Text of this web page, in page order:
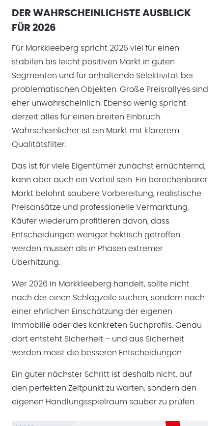
DER WAHRSCHEINLICHSTE AUSBLICK
FÜR 2026
Für Markkleeberg spricht 2026 viel für einen
stabilen bis leicht positiven Markt in guten
Segmenten und für anhaltende Selektivität bei
problematischen Objekten. Große Preisrallyes sind
eher unwahrscheinlich. Ebenso wenig spricht
derzeit alles für einen breiten Einbruch.
Wahrscheinlicher ist ein Markt mit klarerem
Qualitätsfilter.
Das ist für viele Eigentümer zunächst ernüchternd,
kann aber auch ein Vorteil sein. Ein berechenbarer
Markt belohnt saubere Vorbereitung, realistische
Preisansätze und professionelle Vermarktung.
Käufer wiederum profitieren davon, dass
Entscheidungen weniger hektisch getroffen
werden müssen als in Phasen extremer
Überhitzung.
Wer 2026 in Markkleeberg handelt, sollte nicht
nach der einen Schlagzeile suchen, sondern nach
einer ehrlichen Einschätzung der eigenen
Immobilie oder des konkreten Suchprofils. Genau
dort entsteht Sicherheit – und aus Sicherheit
werden meist die besseren Entscheidungen.
Ein guter nächster Schritt ist deshalb nicht, auf
den perfekten Zeitpunkt zu warten, sondern den
eigenen Handlungsspielraum sauber zu prüfen.